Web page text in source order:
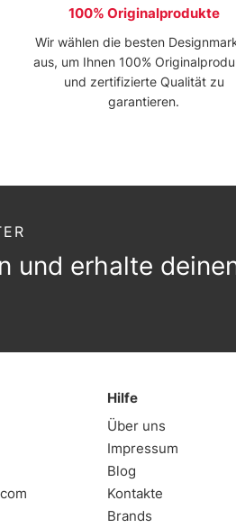
100% Originalprodukte
Wir wählen die besten
aus, um Ihnen 100%
und zertifizierte Qualität zu
garantieren.
und erhalte
Hilfe
Über uns
Impressum
Blog
Kontakte
Brands